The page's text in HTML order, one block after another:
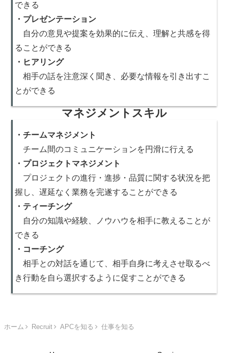
できる
・プレゼンテーション
自分の意見や提案を効果的に伝え、理解と共感を得
ることができる
・ヒアリング
相手の話を注意深く聞き、必要な情報を引き出すこ
とができる
マネジメントスキル
・チームマネジメント
チーム間のコミュニケーションを円滑に行える
・プロジェクトマネジメント
プロジェクトの進行・進捗・品質に関する状況を把
握し、遅延なく業務を完遂することができる
・ティーチング
自分の知識や経験、ノウハウを相手に教えることが
できる
・コーチング
相手との対話を通じて、相手自身に考えさせ取るべ
き行動を自ら選択するように促すことができる
ホーム Recruit APCを知る 仕事を知る